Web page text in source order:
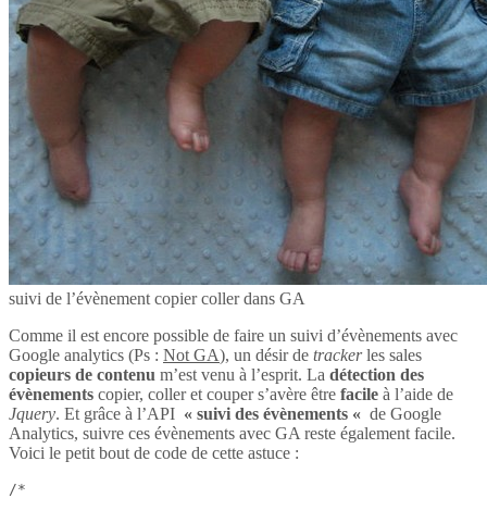
suivi de l’évènement copier coller dans GA
Comme il est encore possible de faire un suivi d’évènements avec
Google analytics (Ps : Not GA), un désir de trackerles sales
copieurs de contenu m’est venu à l’esprit. La détection des
évènements copier, coller et couper s’avère être facile à l’aide de
Jquery. Et grâce à l’API « suivi des évènements « de Google
Analytics, suivre ces évènements avec GA reste également facile.
Voici le petit bout de code de cette astuce :
/*